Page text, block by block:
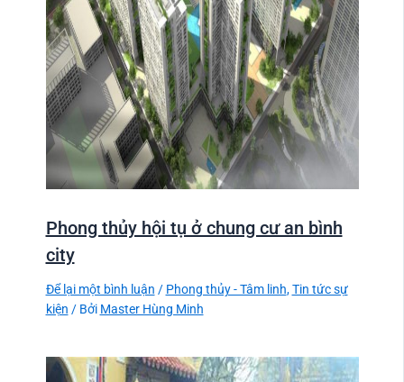
Phong thủy hội tụ ở chung cư an bình
city
Để lại một bình luận / Phong thủy - Tâm linh,Tin tức sự
kiện / Bởi Master Hùng Minh